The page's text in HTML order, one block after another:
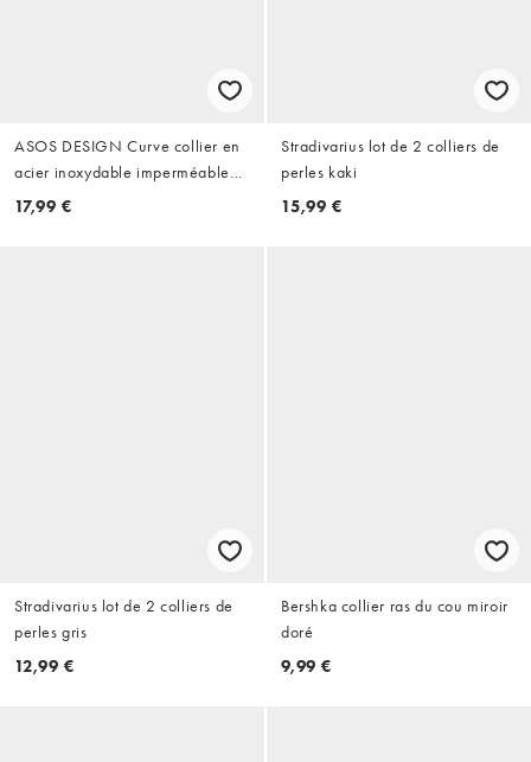
ASOS DESIGN Curve collier en
acier inoxydable imperméable
avec motif cœur doré
17,99 €
Stradivarius lot de 2 colliers de
perles kaki
15,99 €
Stradivarius lot de 2 colliers de
perles gris
12,99 €
Bershka collier ras du cou miroir
doré
9,99 €